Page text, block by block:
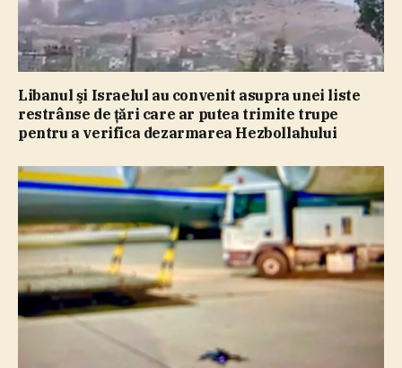
Libanul şi Israelul au convenit asupra unei liste
restrânse de ţări care ar putea trimite trupe
pentru a verifica dezarmarea Hezbollahului